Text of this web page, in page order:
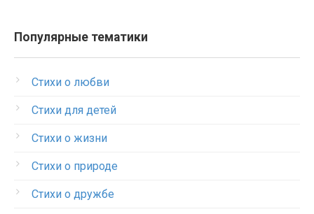
Популярные тематики
Стихи о любви
Стихи для детей
Стихи о жизни
Стихи о природе
Стихи о дружбе